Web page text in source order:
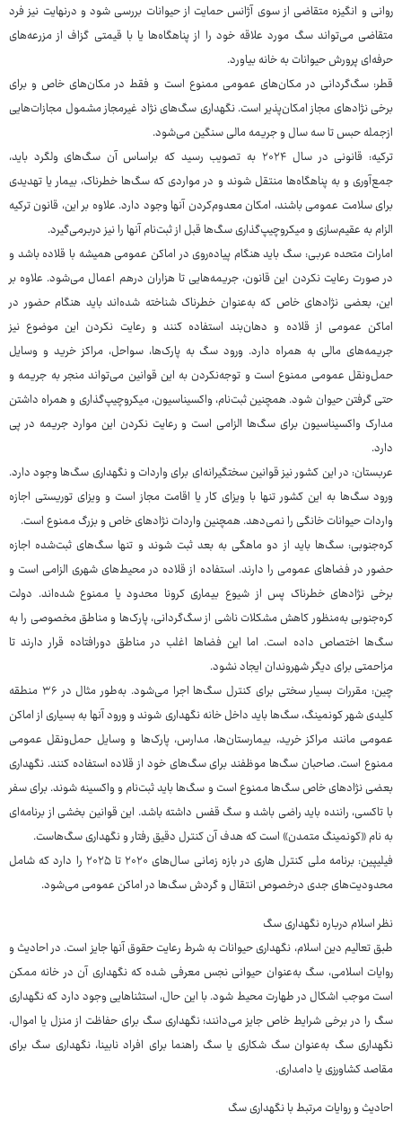
روانی و انگیزه متقاضی از سوی آژانس حمایت از حیوانات بررسی شود و درنهایت نیز فرد
متقاضی می‌تواند سگ مورد علاقه خود را از پناهگاه‌ها یا با قیمتی گزاف از مزرعه‌های
حرفه‌ای پرورش حیوانات به خانه بیاورد.
قطر: سگ‌گردانی در مکان‌های عمومی ممنوع است و فقط در مکان‌های خاص و برای
برخی نژادهای مجاز امکان‌پذیر است. نگهداری سگ‌های نژاد غیرمجاز مشمول مجازات‌هایی
ازجمله حبس تا سه سال و جریمه مالی سنگین می‌شود.
ترکیه: قانونی در سال ۲۰۲۴ به تصویب رسید که براساس آن سگ‌های ولگرد باید،
جمع‌آوری و به پناهگاه‌ها منتقل شوند و در مواردی که سگ‌ها خطرناک، بیمار یا تهدیدی
برای سلامت عمومی باشند، امکان معدوم‌کردن آنها وجود دارد. علاوه بر این، قانون ترکیه
الزام به عقیم‌سازی و میکروچیپ‌گذاری سگ‌ها قبل از ثبت‌نام آنها را نیز دربرمی‌گیرد.
امارات متحده عربی: سگ باید هنگام پیاده‌روی در اماکن عمومی همیشه با قلاده باشد و
در صورت رعایت نکردن این قانون، جریمه‌هایی تا هزاران درهم اعمال می‌شود. علاوه بر
این، بعضی نژادهای خاص که به‌عنوان خطرناک شناخته شده‌اند باید هنگام حضور در
اماکن عمومی از قلاده و دهان‌بند استفاده کنند و رعایت نکردن این موضوع نیز
جریمه‌های مالی به همراه دارد. ورود سگ به پارک‌ها، سواحل، مراکز خرید و وسایل
حمل‌ونقل عمومی ممنوع است و توجه‌نکردن به این قوانین می‌تواند منجر به جریمه و
حتی گرفتن حیوان شود. همچنین ثبت‌نام، واکسیناسیون، میکروچیپ‌گذاری و همراه داشتن
مدارک واکسیناسیون برای سگ‌ها الزامی است و رعایت نکردن این موارد جریمه در پی
دارد.
عربستان: در این کشور نیز قوانین سختگیرانه‌ای برای واردات و نگهداری سگ‌ها وجود دارد.
ورود سگ‌ها به این کشور تنها با ویزای کار یا اقامت مجاز است و ویزای توریستی اجازه
واردات حیوانات خانگی را نمی‌دهد. همچنین واردات نژادهای خاص و بزرگ ممنوع است.
کره‌جنوبی: سگ‌ها باید از دو ماهگی به بعد ثبت شوند و تنها سگ‌های ثبت‌شده اجازه
حضور در فضاهای عمومی را دارند. استفاده از قلاده در محیط‌های شهری الزامی است و
برخی نژادهای خطرناک پس از شیوع بیماری کرونا محدود یا ممنوع شده‌اند. دولت
کره‌جنوبی به‌منظور کاهش مشکلات ناشی از سگ‌گردانی، پارک‌ها و مناطق مخصوصی را به
سگ‌ها اختصاص داده است. اما این فضاها اغلب در مناطق دورافتاده قرار دارند تا
مزاحمتی برای دیگر شهروندان ایجاد نشود.
چین: مقررات بسیار سختی برای کنترل سگ‌ها اجرا می‌شود. به‌طور مثال در ۳۶ منطقه
کلیدی شهر کونمینگ، سگ‌ها باید داخل خانه نگهداری شوند و ورود آنها به بسیاری از اماکن
عمومی مانند مراکز خرید، بیمارستان‌ها، مدارس، پارک‌ها و وسایل حمل‌ونقل عمومی
ممنوع است. صاحبان سگ‌ها موظفند برای سگ‌های خود از قلاده استفاده کنند. نگهداری
بعضی نژادهای خاص سگ‌ها ممنوع است و سگ‌ها باید ثبت‌نام و واکسینه شوند. برای سفر
با تاکسی، راننده باید راضی باشد و سگ قفس داشته باشد. این قوانین بخشی از برنامه‌ای
به نام «کونمینگ متمدن» است که هدف آن کنترل دقیق رفتار و نگهداری سگ‌هاست.
فیلیپین: برنامه ملی کنترل هاری در بازه زمانی سال‌های ۲۰۲۰ تا ۲۰۲۵ را دارد که شامل
محدودیت‌های جدی درخصوص انتقال و گردش سگ‌ها در اماکن عمومی می‌شود.
نظر اسلام درباره نگهداری سگ
طبق تعالیم دین اسلام، نگهداری حیوانات به شرط رعایت حقوق آنها جایز است. در احادیث و
روایات اسلامی، سگ به‌عنوان حیوانی نجس معرفی شده که نگهداری آن در خانه ممکن
است موجب اشکال در طهارت محیط شود. با این حال، استثناهایی وجود دارد که نگهداری
سگ را در برخی شرایط خاص جایز می‌دانند؛ نگهداری سگ برای حفاظت از منزل یا اموال،
نگهداری سگ به‌عنوان سگ شکاری یا سگ راهنما برای افراد نابینا، نگهداری سگ برای
مقاصد کشاورزی یا دامداری.
احادیث و روایات مرتبط با نگهداری سگ